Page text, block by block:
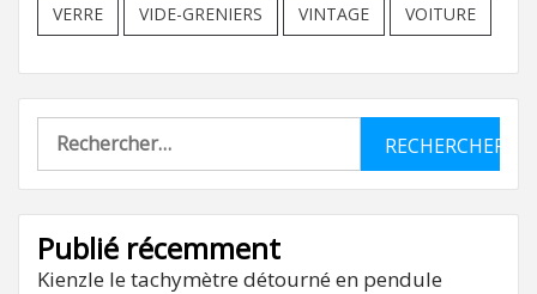
VERRE VIDE-GRENIERS VINTAGE VOITURE
Rechercher :
Publié récemment
Kienzle le tachymètre détourné en pendule